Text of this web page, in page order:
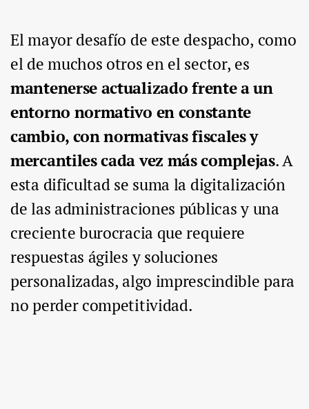
El mayor desafío de este despacho, como
el de muchos otros en el sector, es
mantenerse actualizado frente a un
entorno normativo en constante
cambio, con normativas fiscales y
mercantiles cada vez más complejas. A
esta dificultad se suma la digitalización
de las administraciones públicas y una
creciente burocracia que requiere
respuestas ágiles y soluciones
personalizadas, algo imprescindible para
no perder competitividad.